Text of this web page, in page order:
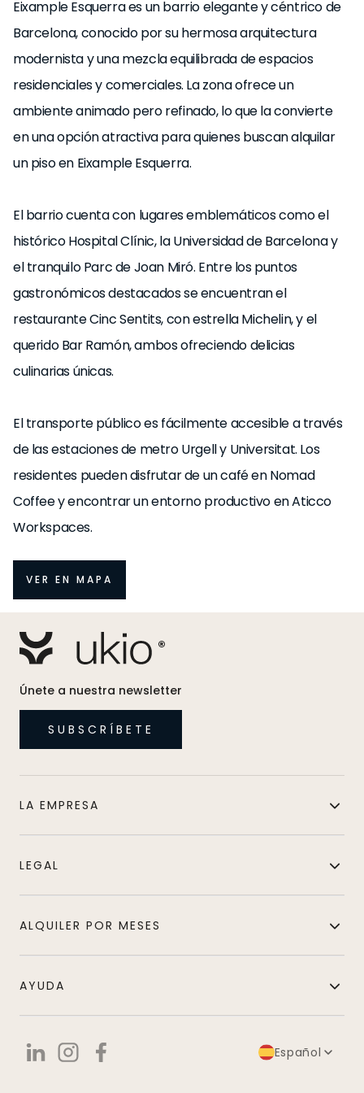
*Estancia mínima de 31 noches, correspondiente a un
período superior a 32 días.
UKIO SPAIN, S.L. tiene la condición legal de Gran
Tenedor en Cataluña.
Eixample Esquerra es un barrio elegante y céntrico de
Barcelona, conocido por su hermosa arquitectura
modernista y una mezcla equilibrada de espacios
residenciales y comerciales. La zona ofrece un
ambiente animado pero refinado, lo que la convierte
en una opción atractiva para quienes buscan alquilar
un piso en Eixample Esquerra.
El barrio cuenta con lugares emblemáticos como el
histórico Hospital Clínic, la Universidad de Barcelona y
el tranquilo Parc de Joan Miró. Entre los puntos
gastronómicos destacados se encuentran el
restaurante Cinc Sentits, con estrella Michelin, y el
querido Bar Ramón, ambos ofreciendo delicias
culinarias únicas.
El transporte público es fácilmente accesible a través
de las estaciones de metro Urgell y Universitat. Los
residentes pueden disfrutar de un café en Nomad
Coffee y encontrar un entorno productivo en Aticco
Workspaces.
VER EN MAPA
Únete a nuestra newsletter
SUBSCRÍBETE
LA EMPRESA
LEGAL
ALQUILER POR MESES
AYUDA
Español